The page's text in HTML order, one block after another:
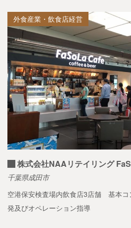
外食産業・飲食店経営
株式会社NAAリテイリング
千葉県成田市
空港保安検査場内飲食店3店舗 基本コ
発及びオペレーション指導